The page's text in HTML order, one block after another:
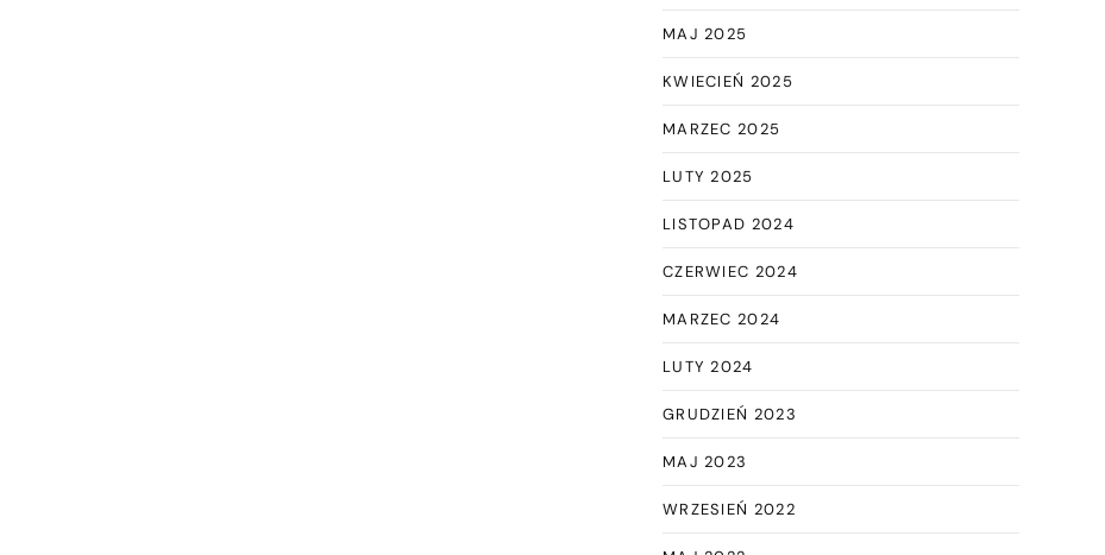
MAJ 2025
KWIECIEŃ 2025
MARZEC 2025
LUTY 2025
LISTOPAD 2024
CZERWIEC 2024
MARZEC 2024
LUTY 2024
GRUDZIEŃ 2023
MAJ 2023
WRZESIEŃ 2022